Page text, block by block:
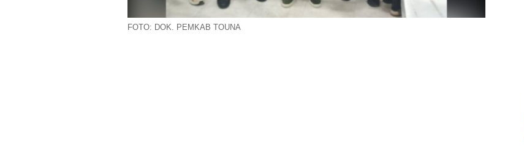
FOTO: DOK. PEMKAB TOUNA